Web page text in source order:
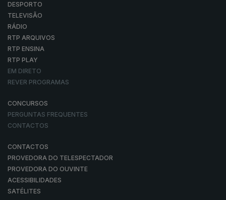
DESPORTO
TELEVISÃO
RÁDIO
RTP ARQUIVOS
RTP ENSINA
RTP PLAY
EM DIRETO
REVER PROGRAMAS
CONCURSOS
PERGUNTAS FREQUENTES
CONTACTOS
CONTACTOS
PROVEDORA DO TELESPECTADOR
PROVEDORA DO OUVINTE
ACESSIBILIDADES
SATÉLITES